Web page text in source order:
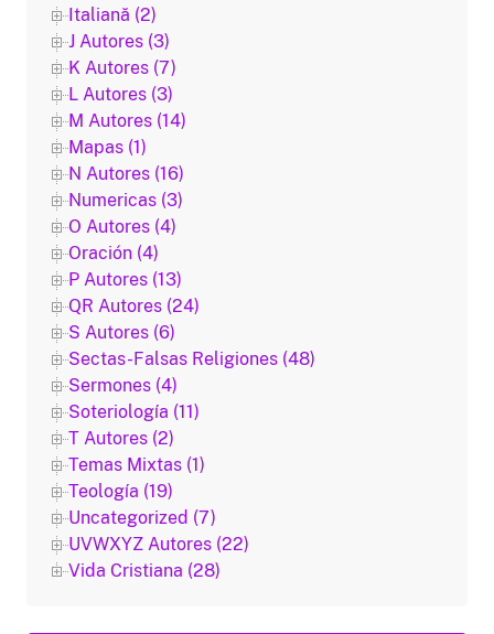
Italiană (2)
J Autores (3)
K Autores (7)
L Autores (3)
M Autores (14)
Mapas (1)
N Autores (16)
Numericas (3)
O Autores (4)
Oración (4)
P Autores (13)
QR Autores (24)
S Autores (6)
Sectas-Falsas Religiones (48)
Sermones (4)
Soteriología (11)
T Autores (2)
Temas Mixtas (1)
Teología (19)
Uncategorized (7)
UVWXYZ Autores (22)
Vida Cristiana (28)